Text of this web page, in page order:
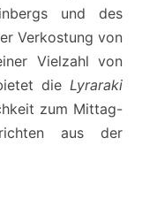
und des
Verkostung von
Vielzahl von
die Lyraraki
zum Mittag-
aus der